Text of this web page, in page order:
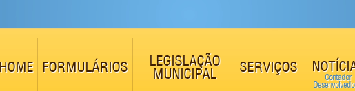
HOME FORMULÁRIOS
LEGISLAÇÃO
MUNICIPAL
SERVIÇOS
Contador